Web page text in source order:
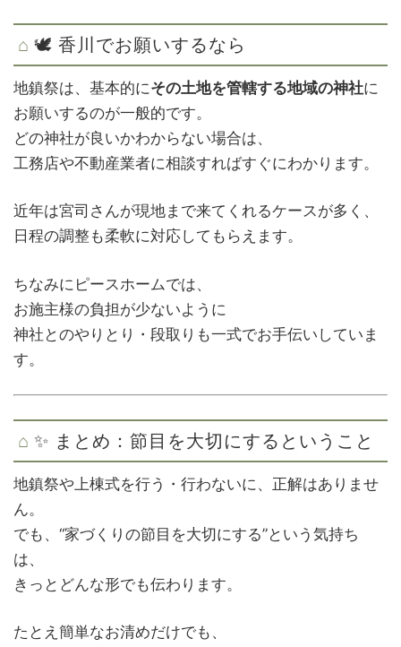
🕊 香川でお願いするなら
地鎮祭は、基本的にその土地を管轄する地域の神社に
お願いするのが一般的です。
どの神社が良いかわからない場合は、
工務店や不動産業者に相談すればすぐにわかります。
近年は宮司さんが現地まで来てくれるケースが多く、
日程の調整も柔軟に対応してもらえます。
ちなみにピースホームでは、
お施主様の負担が少ないように
神社とのやりとり・段取りも一式でお手伝いしていま
す。
✨ まとめ：節目を大切にするということ
地鎮祭や上棟式を行う・行わないに、正解はありませ
ん。
でも、“家づくりの節目を大切にする”という気持ち
は、
きっとどんな形でも伝わります。
たとえ簡単なお清めだけでも、